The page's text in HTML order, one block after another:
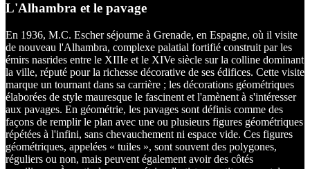
L'Alhambra et le pavage
En 1936, M.C. Escher séjourne à Grenade, en Espagne, où il visite
de nouveau l'Alhambra, complexe palatial fortifié construit par les
émirs nasrides entre le XIIIe et le XIVe siècle sur la colline dominant
la ville, réputé pour la richesse décorative de ses édifices. Cette visite
marque un tournant dans sa carrière ; les décorations géométriques
élaborées de style mauresque le fascinent et l'amènent à s'intéresser
aux pavages. En géométrie, les pavages sont définis comme des
façons de remplir le plan avec une ou plusieurs figures géométriques
répétées à l'infini, sans chevauchement ni espace vide. Ces figures
géométriques, appelées « tuiles », sont souvent des polygones,
réguliers ou non, mais peuvent également avoir des côtés